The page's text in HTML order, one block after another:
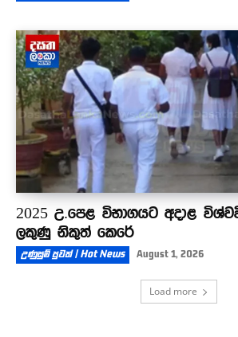
2025 උ.පෙළ විභාගයට අදාළ
ලකුණු නිකුත් කෙරේ
උණුසුම් පුවත් | Hot News August 1, 2026
Load more